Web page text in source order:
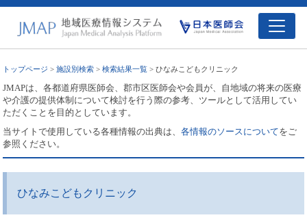
トップページ >施設別検索 >検索結果一覧 > ひなみこどもクリニック
JMAPは、各都道府県医師会、郡市区医師会や会員が、自地域の将来の医療
や介護の提供体制について検討を行う際の参考、ツールとして活用してい
ただくことを目的としています。
当サイトで使用している各種情報の出典は、各情報のソースについてをご
参照ください。
ひなみこどもクリニック